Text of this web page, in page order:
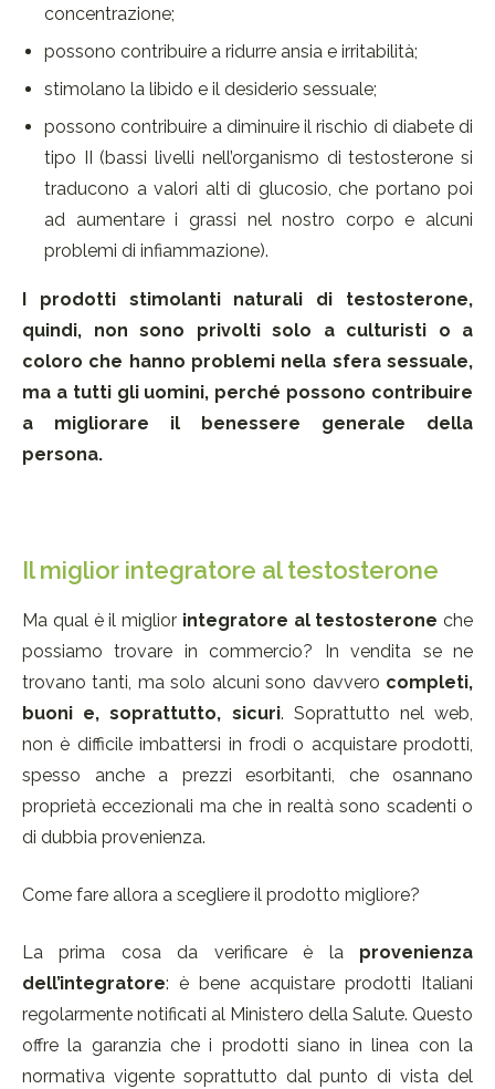
concentrazione;
possono contribuire a ridurre ansia e irritabilità;
stimolano la libido e il desiderio sessuale;
possono contribuire a diminuire il rischio di diabete di
tipo II (bassi livelli nell’organismo di testosterone si
traducono a valori alti di glucosio, che portano poi
ad aumentare i grassi nel nostro corpo e alcuni
problemi di infiammazione).
I prodotti stimolanti naturali di testosterone,
quindi, non sono privolti solo a culturisti o a
coloro che hanno problemi nella sfera sessuale,
ma a tutti gli uomini, perché possono contribuire
a migliorare il benessere generale della
persona.
Il miglior integratore al testosterone
Ma qual è il miglior integratore al testosterone che
possiamo trovare in commercio? In vendita se ne
trovano tanti, ma solo alcuni sono davvero completi,
buoni e, soprattutto, sicuri. Soprattutto nel web,
non è difficile imbattersi in frodi o acquistare prodotti,
spesso anche a prezzi esorbitanti, che osannano
proprietà eccezionali ma che in realtà sono scadenti o
di dubbia provenienza.
Come fare allora a scegliere il prodotto migliore?
La prima cosa da verificare è laprovenienza
dell’integratore: è bene acquistare prodotti Italiani
regolarmente notificati al Ministero della Salute. Questo
offre la garanzia che i prodotti siano in linea con la
normativa vigente soprattutto dal punto di vista del